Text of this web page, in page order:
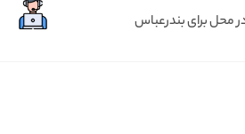
محل برای بندرعباس